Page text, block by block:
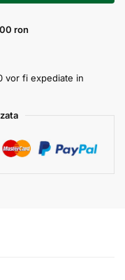
ron
vor fi expediate in